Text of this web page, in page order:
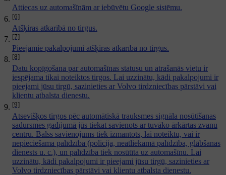
Attiecas uz automašīnām ar iebūvētu Google sistēmu.
[6]
Atšķiras atkarībā no tirgus.
[7]
Pieejamie pakalpojumi atšķiras atkarībā no tirgus.
[8]
Datu kopīgošana par automašīnas statusu un atrašanās vietu ir
iespējama tikai noteiktos tirgos. Lai uzzinātu, kādi pakalpojumi ir
pieejami jūsu tirgū, sazinieties ar Volvo tirdzniecības pārstāvi vai
klientu atbalsta dienestu.
[9]
Atsevišķos tirgos pēc automātiskā trauksmes signāla nosūtīšanas
sadursmes gadījumā jūs tiekat savienots ar tuvāko ārkārtas zvanu
centru. Balss savienojums tiek izmantots, lai noteiktu, vai ir
nepieciešama palīdzība (policija, neatliekamā palīdzība, glābšanas
dienests u. c.), un palīdzība tiek nosūtīta uz automašīnu. Lai
uzzinātu, kādi pakalpojumi ir pieejami jūsu tirgū, sazinieties ar
Volvo tirdzniecības pārstāvi vai klientu atbalsta dienestu.